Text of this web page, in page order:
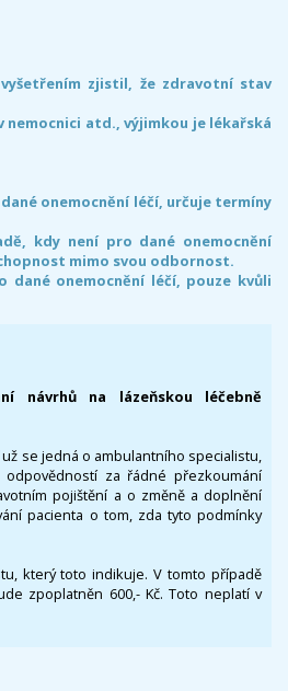
zjistil, že zdravotní stav
atd., výjimkou je lékařská
onemocnění léčí, určuje termíny
kdy není pro dané onemocnění
mimo svou odbornost.
onemocnění léčí, pouze kvůli
návrhů na lázeňskou léčebně
se jedná o ambulantního specialistu,
za řádné přezkoumání
pojištění a o změně a doplnění
pacienta o tom, zda tyto podmínky
který toto indikuje. V tomto případě
zpoplatněn 600,- Kč. Toto neplatí v